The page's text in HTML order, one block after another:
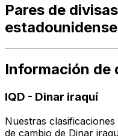
Pares de
Información de
IQD - Dinar iraquí
Nuestras
de cambio de Dinar